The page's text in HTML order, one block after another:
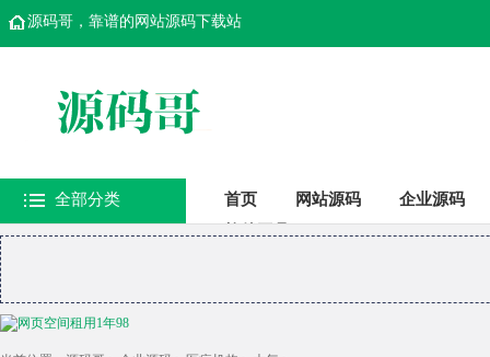
源码哥，靠谱的网站源码下载站
全部分类 首页 网站源码
企业源码